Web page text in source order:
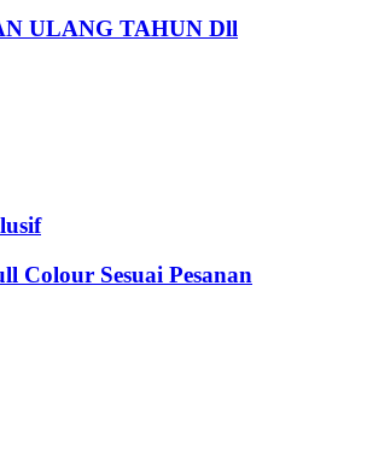
ULANG TAHUN Dll
Sesuai Pesanan